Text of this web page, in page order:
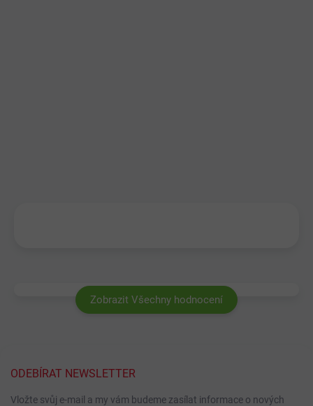
Zobrazit Všechny hodnocení
ODEBÍRAT NEWSLETTER
Vložte svůj e-mail a my vám budeme zasílat informace o nových